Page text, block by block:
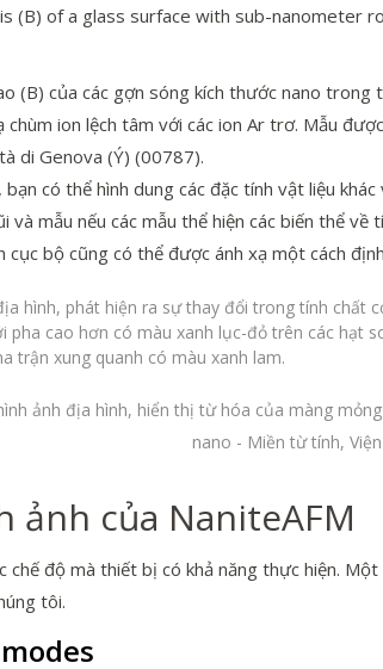
(B) of a glass surface with sub-nanometer
(B) của các gợn sóng kích thước nano
ion lệch tâm với các ion Ar trơ. Mẫu
di Genova (Ý) (00787).
bạn có thể hình dung các đặc tính vật liệu
mẫu nếu các mẫu thể hiện các biến thể
cục bộ cũng có thể được ánh xạ một cách
hình, phát hiện ra sự thay đổi trong tính chất
pha cao hơn có màu xanh lục-đỏ trên các hạt
trận xung quanh có màu xanh lam.
ảnh địa hình, hiển thị từ hóa của màng
nano - Miền từ tính,
ảnh của NaniteAFM
chế độ mà thiết bị có khả năng thực hiện.
tôi.